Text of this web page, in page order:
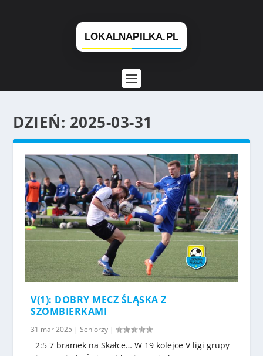
DZIEŃ: 2025-03-31
V(1): DOBRY MECZ ŚLĄSKA Z
SZOMBIERKAMI
31 mar 2025 |Seniorzy |
2:5 7 bramek na Skałce… W 19 kolejce V ligi grupy